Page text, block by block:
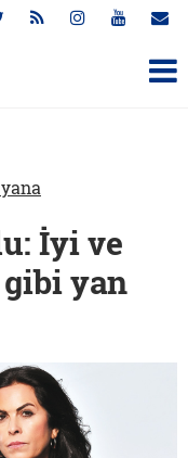
İyi ve
yan